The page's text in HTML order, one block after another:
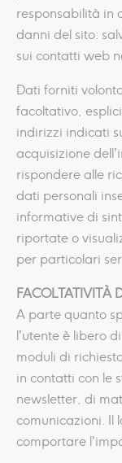
responsabilità in
danni del sito:
sui contatti web
Dati forniti
facoltativo,
indirizzi indicati
acquisizione
rispondere alle
dati personali
informative di
riportate o
per particolari
FACOLTATIVITÀ
A parte quanto
l’utente è libero
moduli di
in contatti con le
newsletter, di
comunicazioni. Il
comportare